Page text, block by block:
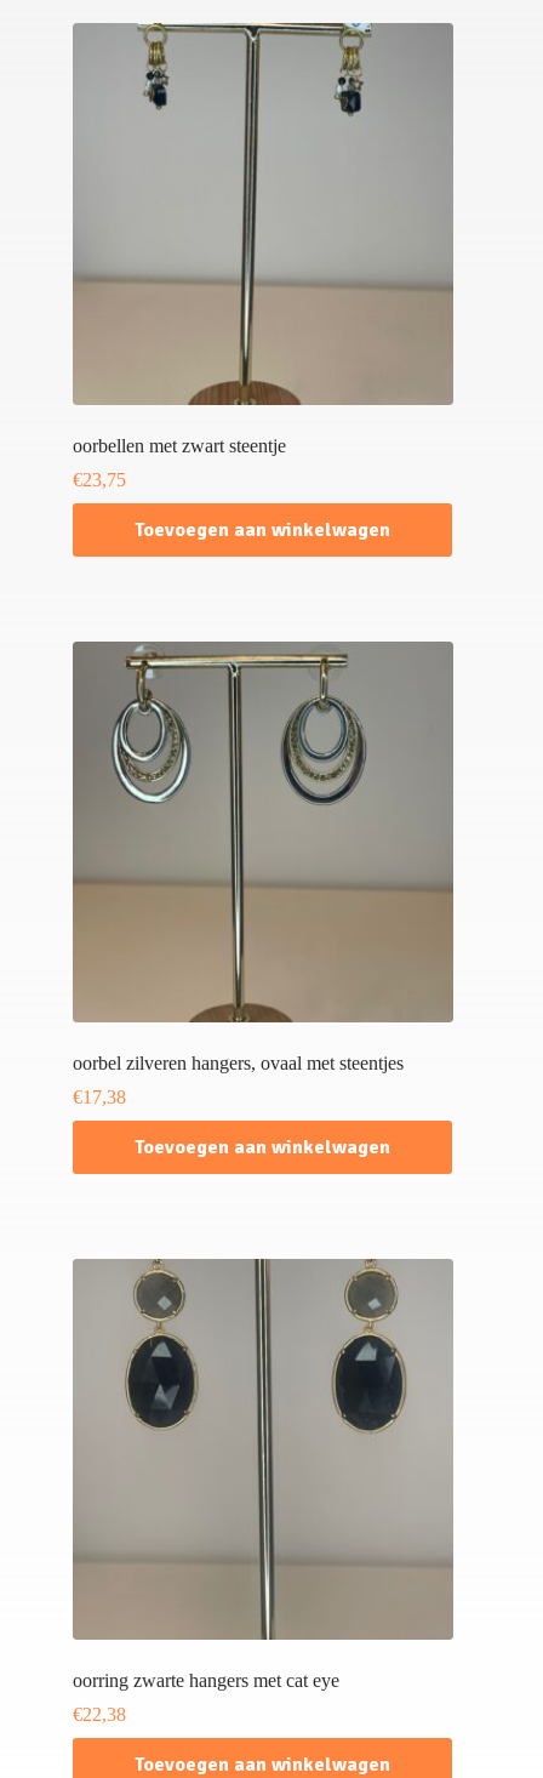
oorbellen met zwart steentje
€23,75
Toevoegen aan winkelwagen
oorbel zilveren hangers, ovaal met steentjes
€17,38
Toevoegen aan winkelwagen
oorring zwarte hangers met cat eye
€22,38
Toevoegen aan winkelwagen